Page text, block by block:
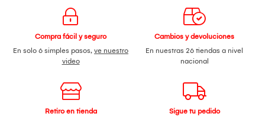
Compra fácil y seguro
En solo 6 simples pasos, ve nuestro
video
Cambios y devoluciones
En nuestras 26 tiendas a nivel
nacional
Retiro en tienda
Sigue tu pedido